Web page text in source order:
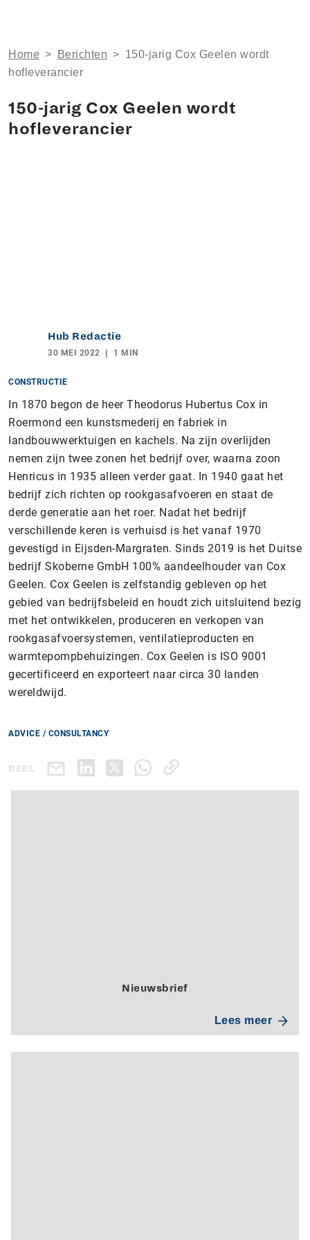
Home > Berichten > 150-jarig Cox Geelen wordt
hofleverancier
150-jarig Cox Geelen wordt
hofleverancier
Hub Redactie
30 MEI 2022 1 MIN
CONSTRUCTIE
In 1870 begon de heer Theodorus Hubertus Cox in
Roermond een kunstsmederij en fabriek in
landbouwwerktuigen en kachels. Na zijn overlijden
nemen zijn twee zonen het bedrijf over, waarna zoon
Henricus in 1935 alleen verder gaat. In 1940 gaat het
bedrijf zich richten op rookgasafvoeren en staat de
derde generatie aan het roer. Nadat het bedrijf
verschillende keren is verhuisd is het vanaf 1970
gevestigd in Eijsden-Margraten. Sinds 2019 is het Duitse
bedrijf Skoberne GmbH 100% aandeelhouder van Cox
Geelen. Cox Geelen is zelfstandig gebleven op het
gebied van bedrijfsbeleid en houdt zich uitsluitend bezig
met het ontwikkelen, produceren en verkopen van
rookgasafvoersystemen, ventilatieproducten en
warmtepompbehuizingen. Cox Geelen is ISO 9001
gecertificeerd en exporteert naar circa 30 landen
wereldwijd.
ADVICE / CONSULTANCY
DEEL
Nieuwsbrief
Lees meer